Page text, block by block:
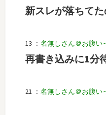
新スレが落ちて
13 ： 名無しさん＠お腹い
再書き込みに1分
21 ： 名無しさん＠お腹い